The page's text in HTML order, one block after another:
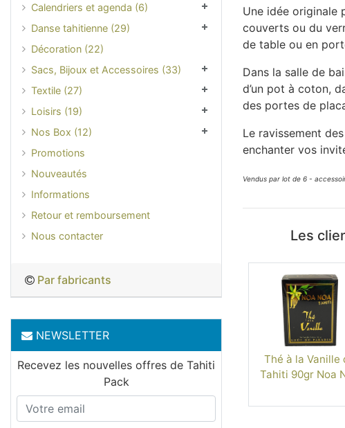
Une idée originale
couverts ou du
de table ou en
Dans la salle de
d’un pot à coton,
des portes de
Le ravissement
enchanter vos
Vendus par lot de 6 -
Les
Thé à la Vanille
Tahiti 90gr Noa
Calendriers et agenda (6)
Danse tahitienne (29)
Décoration (22)
Sacs, Bijoux et Accessoires (33)
Textile (27)
Loisirs (19)
Nos Box (12)
Promotions
Nouveautés
Informations
Retour et remboursement
Nous contacter
Par fabricants
NEWSLETTER
Recevez les nouvelles offres de Tahiti
Pack